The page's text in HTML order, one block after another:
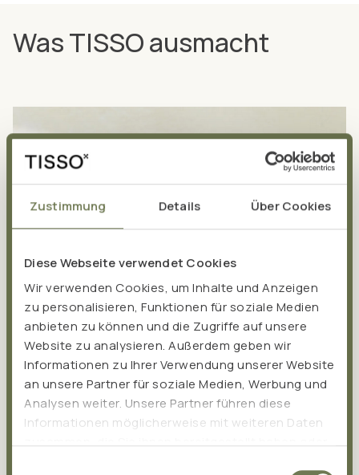
Zustimmung Details Über Cookies
Diese Webseite verwendet Cookies
Wir verwenden Cookies, um Inhalte und Anzeigen
zu personalisieren, Funktionen für soziale Medien
anbieten zu können und die Zugriffe auf unsere
Website zu analysieren. Außerdem geben wir
Informationen zu Ihrer Verwendung unserer Website
an unsere Partner für soziale Medien, Werbung und
Analysen weiter. Unsere Partner führen diese
Informationen möglicherweise mit weiteren Daten
Was TISSO ausmacht
Die Gründung von TISSO basiert auf dem Erfolg des
ProbiotikumsPro EM san, das der Heilpraktiker Albert
Hesse im Jahr 1999 in seiner naturheilkundlichen Praxis
unserer eigenen Produktion hergestellt. Über die Jahre